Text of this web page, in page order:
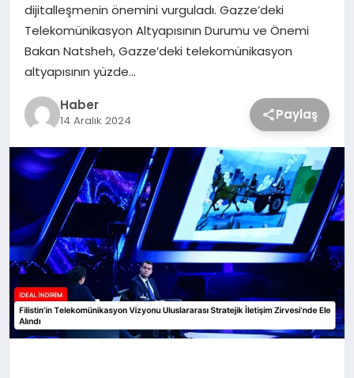
dijitalleşmenin önemini vurguladı. Gazze’deki
Telekomünikasyon Altyapısının Durumu ve Önemi
Bakan Natsheh, Gazze’deki telekomünikasyon
altyapısının yüzde…
Haber
14 Aralık 2024 Paylaş